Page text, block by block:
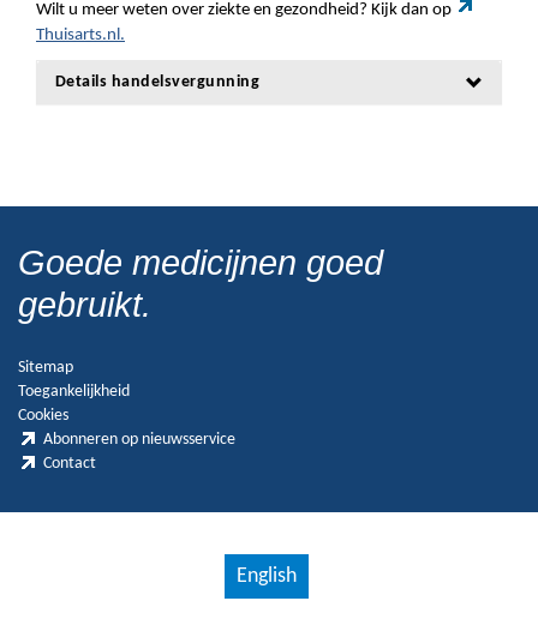
Wilt u meer weten over ziekte en gezondheid? Kijk dan op
Thuisarts.nl.
Details handelsvergunning
Goede medicijnen goed
gebruikt.
Sitemap
Toegankelijkheid
Cookies
Abonneren op nieuwsservice
Contact
English